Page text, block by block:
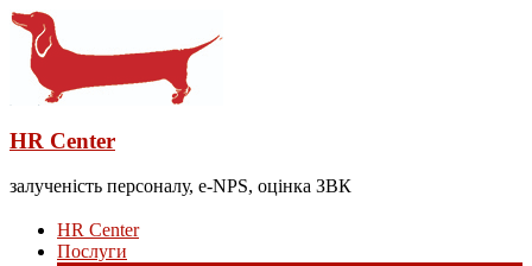
HR Center
залученість персоналу, e-NPS, оцінка ЗВК
HR Center
Послуги